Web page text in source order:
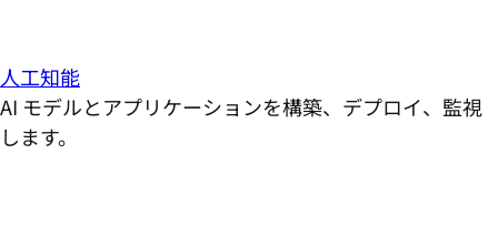
人工知能
AI モデルとアプリケーションを構築、デプロイ、監視
します。